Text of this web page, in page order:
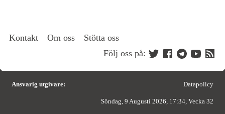
Kontakt Om oss
Stötta oss
Följ oss på:
Ansvarig utgivare: Datapolicy
Söndag, 9 Augusti 2026, 17:34, Vecka 32